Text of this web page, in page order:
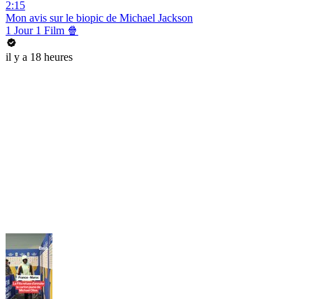
2:15
Mon avis sur le biopic de Michael Jackson
1 Jour 1 Film 🍿
il y a 18 heures